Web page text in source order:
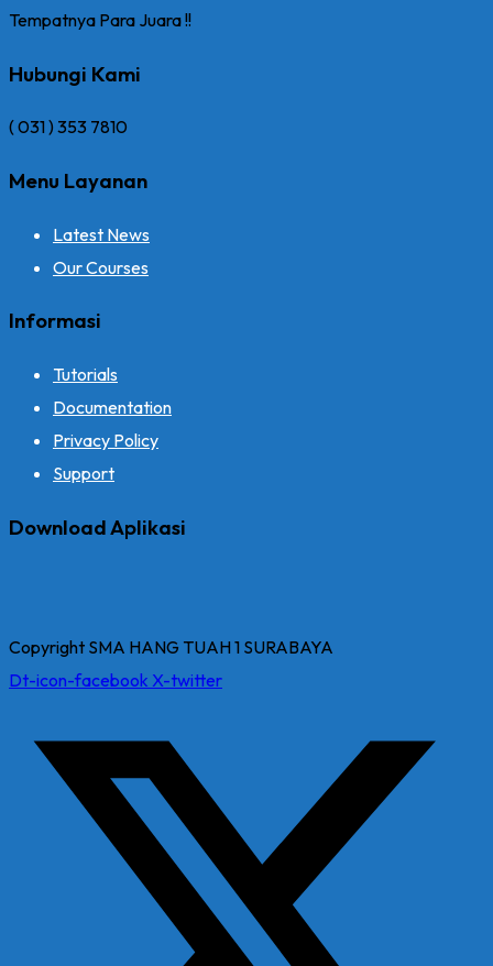
Tempatnya Para Juara !!
Hubungi Kami
( 031 ) 353 7810
Menu Layanan
Latest News
Our Courses
Informasi
Tutorials
Documentation
Privacy Policy
Support
Download Aplikasi
Copyright SMA HANG TUAH 1 SURABAYA
Dt-icon-facebook X-twitter